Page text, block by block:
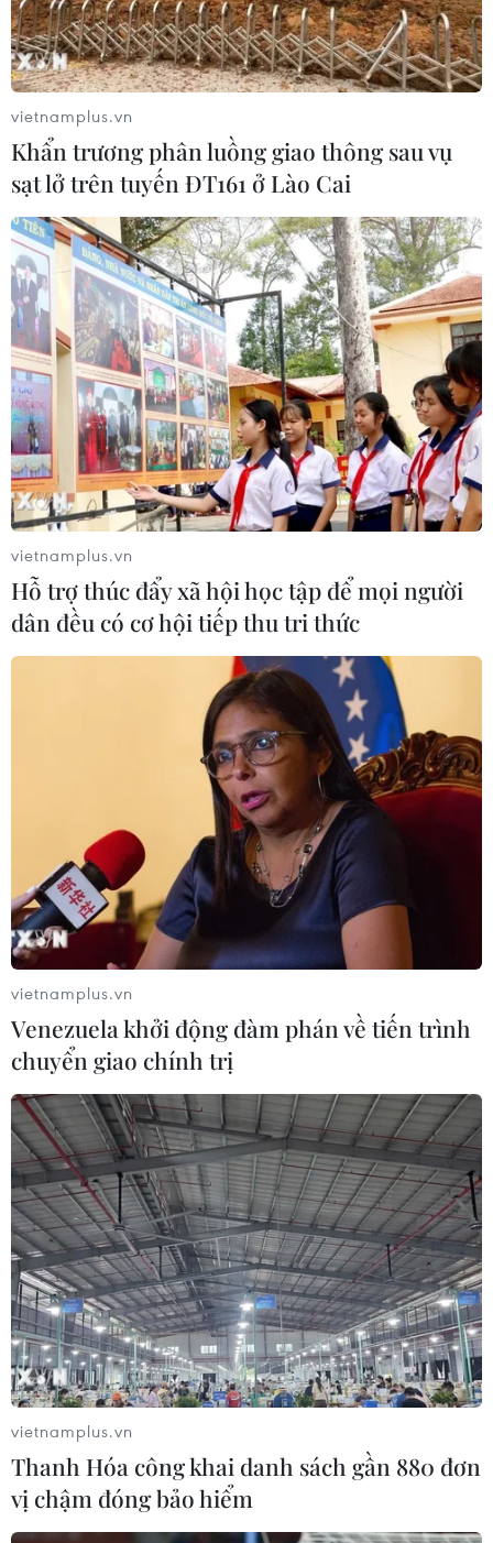
đán trong an lành và bình yên./.
(TTXVN/Vietnam+)
#Dịch COVID-19 #siêu thị
#chợ dân sinh
#thương mại điện tử
#mua hàng qua mạng
#Mua sắm trực tuyến
TIN LIÊN QUAN
Chủ động nguồn cung mặt hàng thực
phẩm dịp Tết Nguyên đán Tân Sửu
06/01/2021 02:21
Nguồn cung các mặt hàng nhất là lương thực thực
phẩm thiết yếu dồi dào, cơ bản đáp ứng nhu cầu tiêu
dùng của nhân dân trước, trong và sau Tết Nguyên đán
Tân Sửu 2021.
vietnamplus.vn
Khẩn trương phân luồng giao thông sau vụ
sạt lở trên tuyến ĐT161 ở Lào Cai
vietnamplus.vn
Hỗ trợ thúc đẩy xã hội học tập để mọi người
dân đều có cơ hội tiếp thu tri thức
vietnamplus.vn
Venezuela khởi động đàm phán về tiến trình
chuyển giao chính trị
vietnamplus.vn
Thanh Hóa công khai danh sách gần 880 đơn
vị chậm đóng bảo hiểm